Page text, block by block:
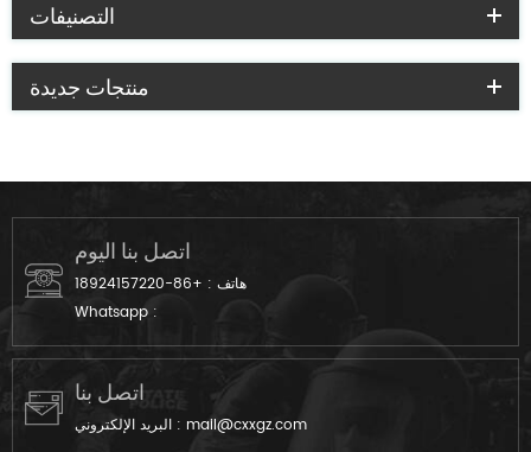
التصنيفات
منتجات جديدة
اتصل بنا اليوم
هاتف : +86-18924157220
Whatsapp :
اتصل بنا
البريد الإلكتروني : mail@cxxgz.com